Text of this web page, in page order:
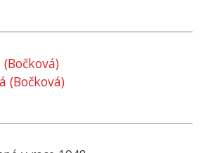
(Bočková)